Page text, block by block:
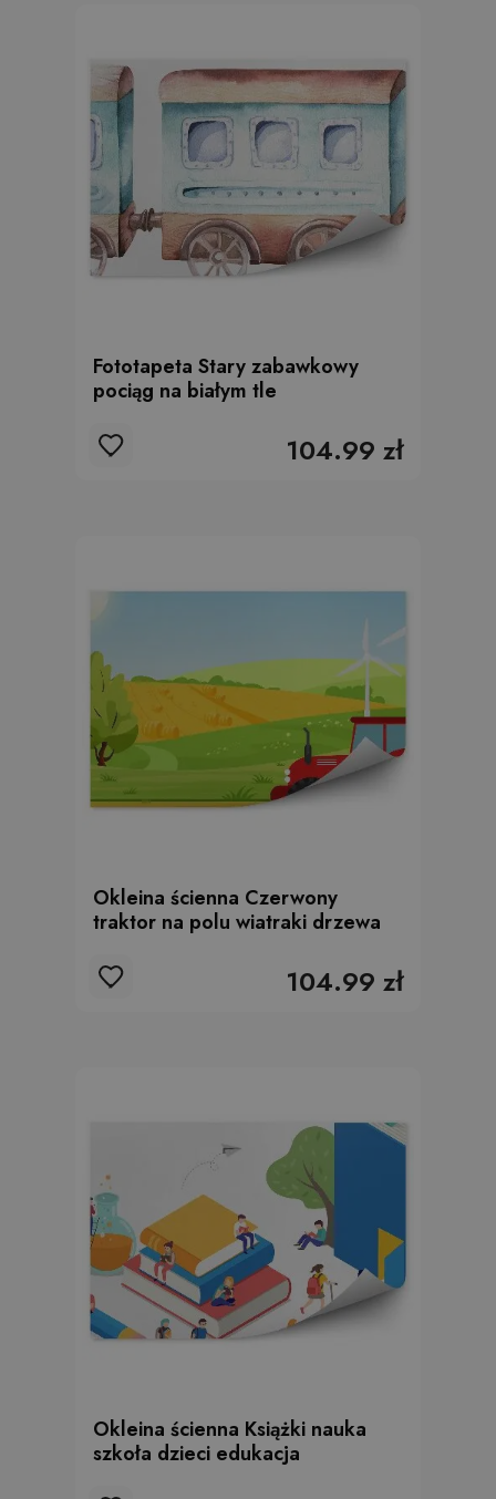
Fototapeta Stary zabawkowy
pociąg na białym tle
104.99 zł
Okleina ścienna Czerwony
traktor na polu wiatraki drzewa
104.99 zł
Okleina ścienna Książki nauka
szkoła dzieci edukacja